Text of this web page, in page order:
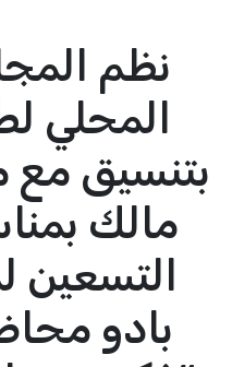
نظم
المحلي
بتنسيق مع
مالك
التسعين
بادو